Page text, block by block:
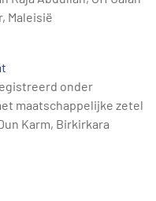
Maleisië
onder
maatschappelijke zetel
Karm, Birkirkara